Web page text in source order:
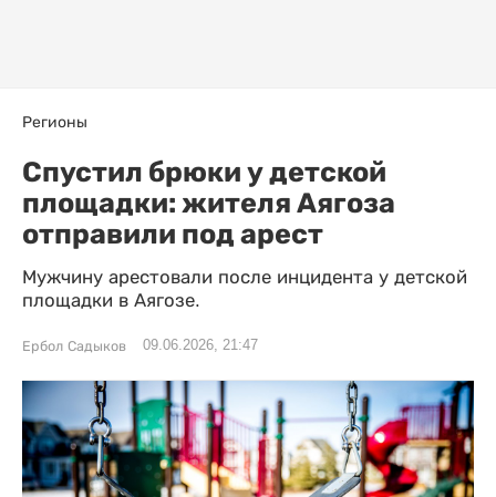
Регионы
Спустил брюки у детской
площадки: жителя Аягоза
отправили под арест
Мужчину арестовали после инцидента у детской
площадки в Аягозе.
Ербол Садыков 09.06.2026, 21:47